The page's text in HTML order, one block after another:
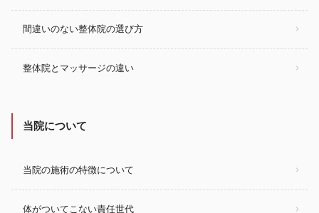
間違いのない整体院の選び方
整体院とマッサージの違い
当院について
当院の施術の特徴について
体がついてこない責任世代